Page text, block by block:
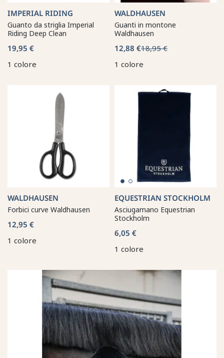
IMPERIAL RIDING
Guanto da striglia Imperial
Riding Deep Clean
19,95 €
1 colore
WALDHAUSEN
Guanti in montone
Waldhausen
12,88 €18,95 €
1 colore
WALDHAUSEN
Forbici curve Waldhausen
12,95 €
1 colore
EQUESTRIAN STOCKHOLM
Asciugamano Equestrian
Stockholm
6,05 €
1 colore